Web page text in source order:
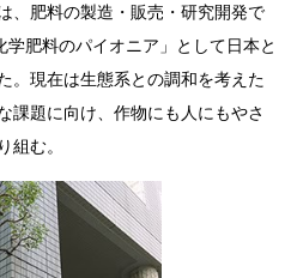
、肥料の製造・販売・研究開発で
肥料のパイオニア」として日本と
。現在は生態系との調和を考えた
課題に向け、作物にも人にもやさ
組む。